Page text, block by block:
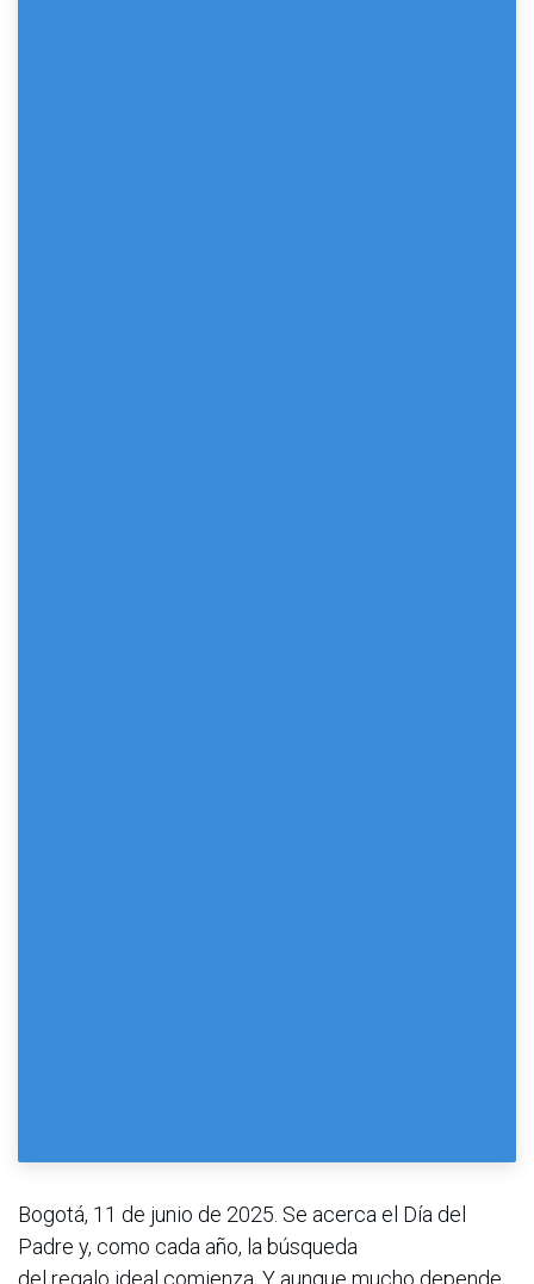
Bogotá, 11 de junio de 2025. Se acerca el Día del
Padre y, como cada año, la búsqueda
del regalo ideal comienza. Y aunque mucho depende